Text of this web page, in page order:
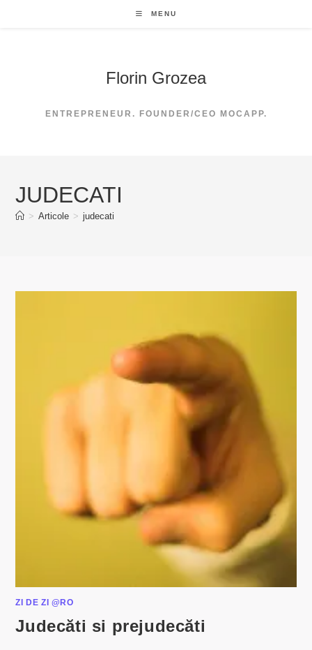
MENU
Florin Grozea
ENTREPRENEUR. FOUNDER/CEO MOCAPP.
JUDECATI
> Articole > judecati
ZI DE ZI @RO
Judecăti si prejudecăti